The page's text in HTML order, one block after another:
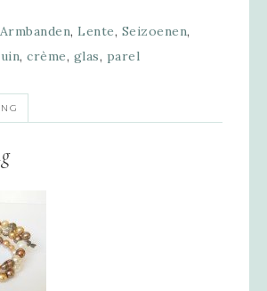
Armbanden, Lente, Seizoenen,
, crème, glas, parel